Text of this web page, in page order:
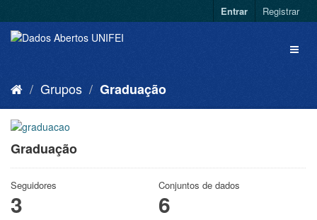
Entrar Registrar
Grupos Graduação
Graduação
Seguidores
3
Conjuntos de dados
6